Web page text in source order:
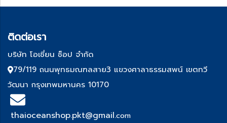
ติดต่อเรา
บริษัท โอเชี่ยน ช็อป จำกัด
79/119 ถนนพุทธมณฑลสาย3 แขวงศาลาธรรมสพน์ เขตทวี
วัฒนา กรุงเทพมหานคร 10170
thaioceanshop.pkt@gmail.com